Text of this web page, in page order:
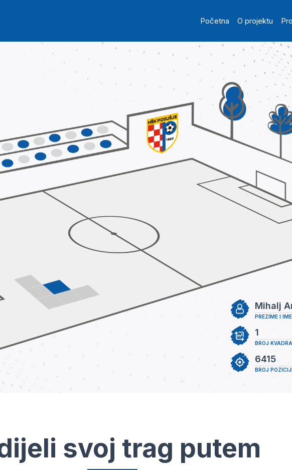
Main
Početna O projektu
PREZIME I IME
Mihalj
BROJ
1
BROJ
6415
svoj trag putem